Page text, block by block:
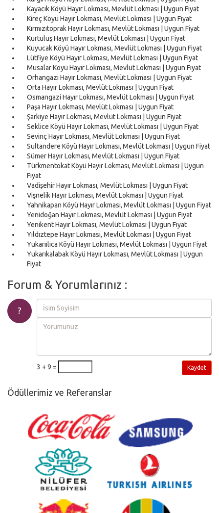
Kayacık Köyü Hayır Lokması, Mevlüt Lokması | Uygun Fiyat
Kireç Köyü Hayır Lokması, Mevlüt Lokması | Uygun Fiyat
Kırmızıtoprak Hayır Lokması, Mevlüt Lokması | Uygun Fiyat
Kurtuluş Hayır Lokması, Mevlüt Lokması | Uygun Fiyat
Kuyucak Köyü Hayır Lokması, Mevlüt Lokması | Uygun Fiyat
Lütfiye Köyü Hayır Lokması, Mevlüt Lokması | Uygun Fiyat
Musalar Köyü Hayır Lokması, Mevlüt Lokması | Uygun Fiyat
Orhangazi Hayır Lokması, Mevlüt Lokması | Uygun Fiyat
Orta Hayır Lokması, Mevlüt Lokması | Uygun Fiyat
Osmangazi Hayır Lokması, Mevlüt Lokması | Uygun Fiyat
Paşa Hayır Lokması, Mevlüt Lokması | Uygun Fiyat
Şarkiye Hayır Lokması, Mevlüt Lokması | Uygun Fiyat
Seklice Köyü Hayır Lokması, Mevlüt Lokması | Uygun Fiyat
Sevinç Hayır Lokması, Mevlüt Lokması | Uygun Fiyat
Sultandere Köyü Hayır Lokması, Mevlüt Lokması | Uygun Fiyat
Sümer Hayır Lokması, Mevlüt Lokması | Uygun Fiyat
Türkmentokat Köyü Hayır Lokması, Mevlüt Lokması | Uygun
Fiyat
Vadişehir Hayır Lokması, Mevlüt Lokması | Uygun Fiyat
Vişnelik Hayır Lokması, Mevlüt Lokması | Uygun Fiyat
Yahnikapan Köyü Hayır Lokması, Mevlüt Lokması | Uygun Fiyat
Yenidoğan Hayır Lokması, Mevlüt Lokması | Uygun Fiyat
Yenikent Hayır Lokması, Mevlüt Lokması | Uygun Fiyat
Yıldıztepe Hayır Lokması, Mevlüt Lokması | Uygun Fiyat
Yukarıılıca Köyü Hayır Lokması, Mevlüt Lokması | Uygun Fiyat
Yukarıkalabak Köyü Hayır Lokması, Mevlüt Lokması | Uygun
Fiyat
Forum & Yorumlarınız :
?
3 + 9 = Kaydet
Ödüllerimiz ve Referanslar